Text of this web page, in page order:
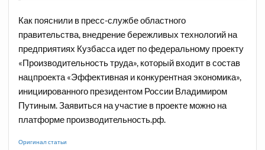
Как пояснили в пресс-службе областного
правительства, внедрение бережливых технологий на
предприятиях Кузбасса идет по федеральному проекту
«Производительность труда», который входит в состав
нацпроекта «Эффективная и конкурентная экономика»,
инициированного президентом России Владимиром
Путиным. Заявиться на участие в проекте можно на
платформе производительность.рф.
Оригинал статьи